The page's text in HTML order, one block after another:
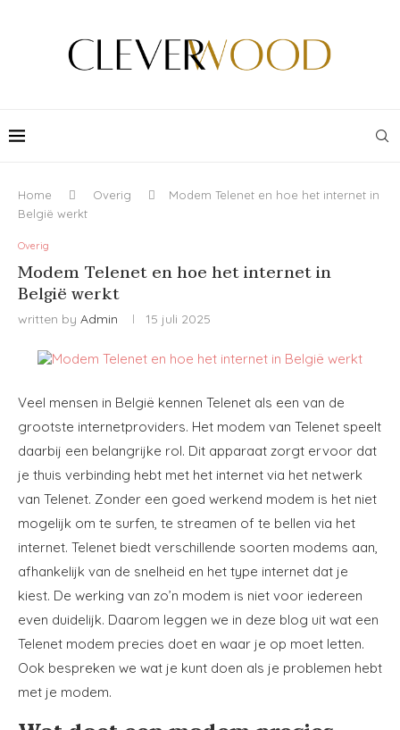
Home Overig
Modem Telenet en hoe het internet in
België werkt
Overig
Modem Telenet en hoe het internet in
België werkt
written by Admin 15 juli 2025
Veel mensen in België kennen Telenet als een van de
grootste internetproviders. Het modem van Telenet speelt
daarbij een belangrijke rol. Dit apparaat zorgt ervoor dat
je thuis verbinding hebt met het internet via het netwerk
van Telenet. Zonder een goed werkend modem is het niet
mogelijk om te surfen, te streamen of te bellen via het
internet. Telenet biedt verschillende soorten modems aan,
afhankelijk van de snelheid en het type internet dat je
kiest. De werking van zo’n modem is niet voor iedereen
even duidelijk. Daarom leggen we in deze blog uit wat een
Telenet modem precies doet en waar je op moet letten.
Ook bespreken we wat je kunt doen als je problemen hebt
met je modem.